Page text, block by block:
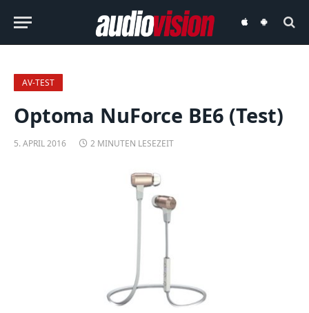
audiovisionaudiovision
AV-TEST
Optoma NuForce BE6 (Test)
5. APRIL 2016 2 MINUTEN LESEZEIT